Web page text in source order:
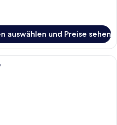
auswählen und Preise sehen
Hochwertige Bettwaren, Zimmersafe,